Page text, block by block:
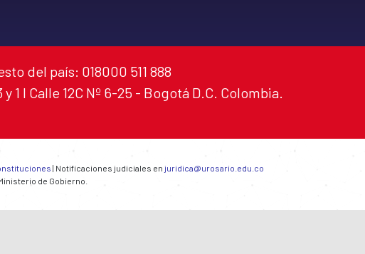
del país: 018000 511 888
I Calle 12C Nº 6-25 - Bogotá D.C. Colombia.
| Notificaciones judiciales en juridica@urosario.edu.co
de Gobierno.